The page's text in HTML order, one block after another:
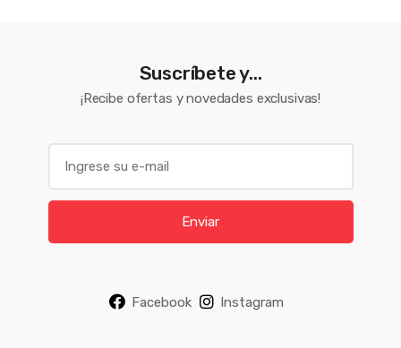
Suscríbete y...
¡Recibe ofertas y novedades exclusivas!
l
Enviar
Facebook Instagram